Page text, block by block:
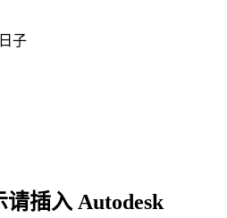
子
插入 Autodesk